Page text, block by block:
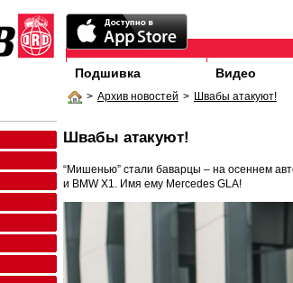
Подшивка Видео
> Архив новостей > Швабы атакуют!
Швабы атакуют!
“Мишенью” стали баварцы – на осеннем
и BMW X1. Имя ему Mercedes GLA!